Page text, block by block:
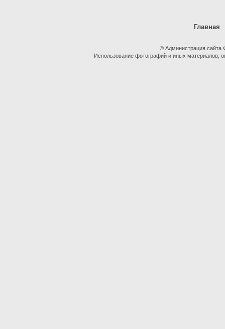
Главная
© Администрация
Использование фотографий и иных материалов,